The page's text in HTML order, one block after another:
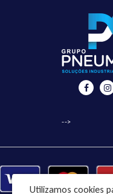
-->
Utilizamos cookies